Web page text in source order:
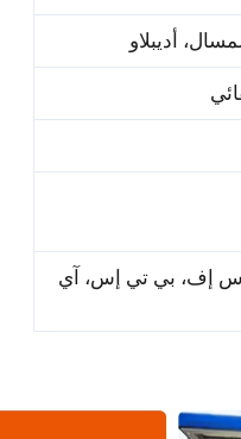
أديبلاو
إس إف، بي تي إس، آي